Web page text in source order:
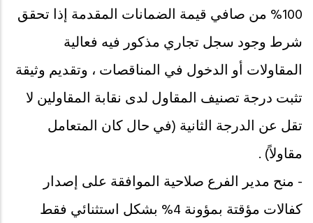
100% من صافي قيمة الضمانات المقدمة إذا تحقق
شرط وجود سجل تجاري مذكور فيه فعالية
المقاولات أو الدخول في المناقصات ، وتقديم وثيقة
تثبت درجة تصنيف المقاول لدى نقابة المقاولين لا
تقل عن الدرجة الثانية (في حال كان المتعامل
مقاولاً) .
- منح مدير الفرع صلاحية الموافقة على إصدار
كفالات مؤقتة بمؤونة 4% بشكل استثنائي فقط